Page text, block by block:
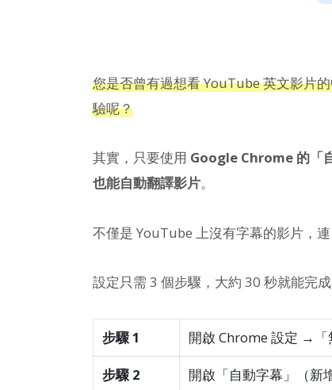
您是否曾有過想看 YouTube 英文影片
驗呢？
其實，只要使用 Google Chrome 的「
也能自動翻譯影片。
不僅是 YouTube 上沒有字幕的影片，
設定只需 3 個步驟，大約 30 秒就能完成
步驟 1 開啟 Chrome 設定 →「
步驟 2 開啟「自動字幕」（新